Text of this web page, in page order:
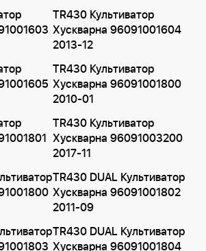
TR430 Культиватор
Хускварна 96091001604
2013-12
TR430 Культиватор
Хускварна 96091001800
2010-01
TR430 Культиватор
Хускварна 96091003200
2017-11
TR430 DUAL Культиватор
Хускварна 96091001802
2011-09
TR430 DUAL Культиватор
Хускварна 96091001804